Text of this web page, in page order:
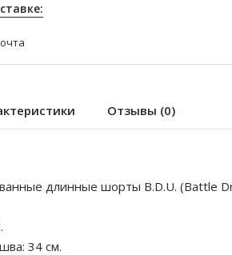
Отзывы (0)
длинные шорты B.D.U. (Battle
34 см.